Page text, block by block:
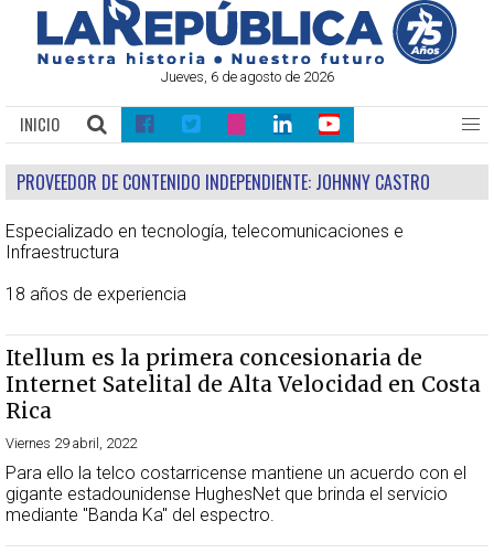
Jueves, 6 de agosto de 2026
INICIO
PROVEEDOR DE CONTENIDO INDEPENDIENTE: JOHNNY CASTRO
Especializado en tecnología, telecomunicaciones e
Infraestructura
18 años de experiencia
Itellum es la primera concesionaria de
Internet Satelital de Alta Velocidad en Costa
Rica
Viernes 29 abril, 2022
Para ello la telco costarricense mantiene un acuerdo con el
gigante estadounidense HughesNet que brinda el servicio
mediante "Banda Ka" del espectro.